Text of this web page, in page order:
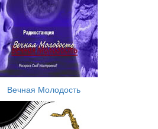
Вечная Молодость